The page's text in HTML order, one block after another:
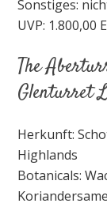
Sonstiges:
UVP: 1.800,00
The
Glenturret
Herkunft:
Highlands
Botanicals: